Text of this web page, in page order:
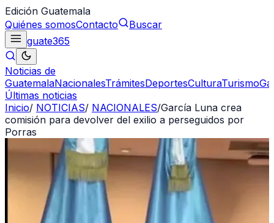
Edición Guatemala
Quiénes somosContacto
Buscar
guate365
Noticias de
GuatemalaNacionalesTrámitesDeportesCulturaTurismo
Últimas noticias
Inicio/ NOTICIAS/ NACIONALES/García Luna crea
comisión para devolver del exilio a perseguidos por
Porras